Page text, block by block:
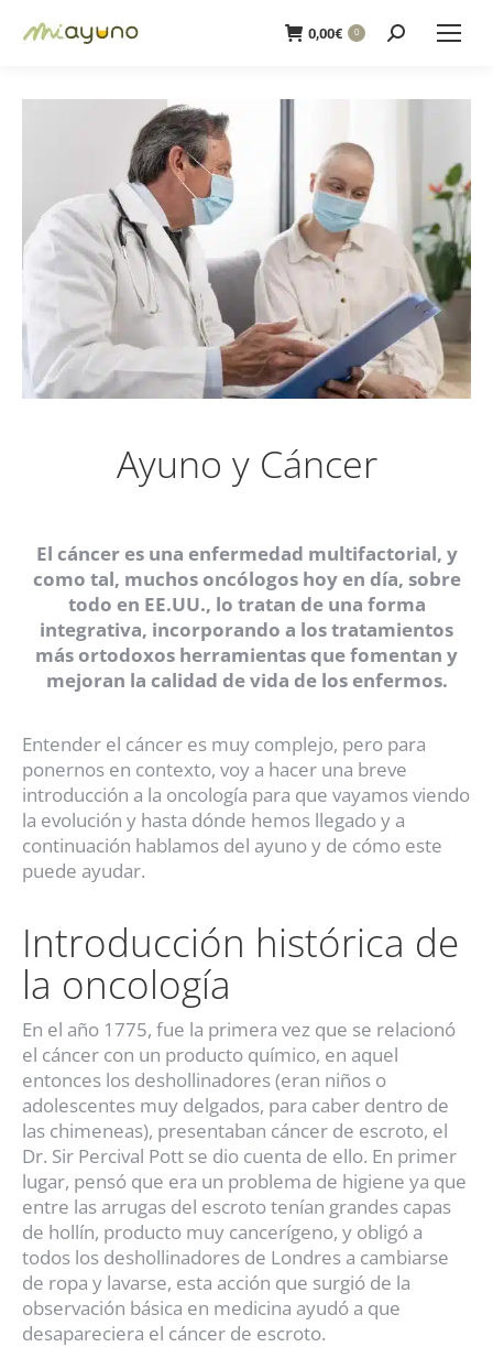
0,00€ 0 Buscar:
Ayuno y Cáncer
El cáncer es una enfermedad multifactorial, y
como tal, muchos oncólogos hoy en día, sobre
todo en EE.UU., lo tratan de una forma
integrativa, incorporando a los tratamientos
más ortodoxos herramientas que fomentan y
mejoran la calidad de vida de los enfermos.
Entender el cáncer es muy complejo, pero para
ponernos en contexto, voy a hacer una breve
introducción a la oncología para que vayamos viendo
la evolución y hasta dónde hemos llegado y a
continuación hablamos del ayuno y de cómo este
puede ayudar.
Introducción histórica de
la oncología
En el año 1775, fue la primera vez que se relacionó
el cáncer con un producto químico, en aquel
entonces los deshollinadores (eran niños o
adolescentes muy delgados, para caber dentro de
las chimeneas), presentaban cáncer de escroto, el
Dr. Sir Percival Pott se dio cuenta de ello. En primer
lugar, pensó que era un problema de higiene ya que
entre las arrugas del escroto tenían grandes capas
de hollín, producto muy cancerígeno, y obligó a
todos los deshollinadores de Londres a cambiarse
de ropa y lavarse, esta acción que surgió de la
observación básica en medicina ayudó a que
desapareciera el cáncer de escroto.